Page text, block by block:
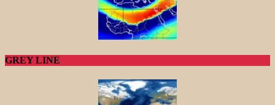
GREY LINE